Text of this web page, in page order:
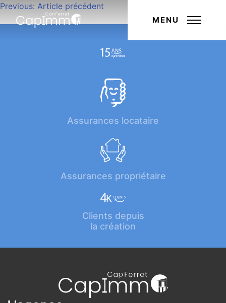
MENU
Navigation
de
Previous: Article précédent
Assurances locataire
Assurances propriétaire
Clients depuis
la création